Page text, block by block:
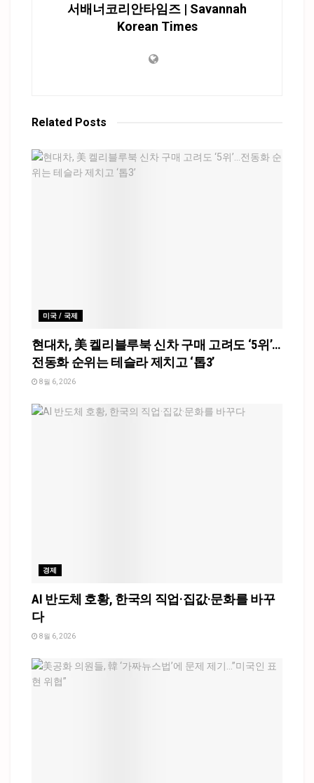
서배너코리안타임즈 | Savannah
Korean Times
Related Posts
미국 / 국제
현대차, 美 켈리블루북 신차 구매 고려도 ‘5위’…
전동화 순위는 테슬라 제치고 ‘톱3’
8월 6, 2026
경제
AI 반도체 호황, 한국의 직업·집값·문화를 바꾸
다
8월 6, 2026